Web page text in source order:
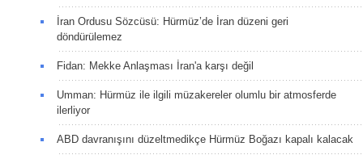
İran Ordusu Sözcüsü: Hürmüz’de İran düzeni geri
döndürülemez
Fidan: Mekke Anlaşması İran'a karşı değil
Umman: Hürmüz ile ilgili müzakereler olumlu bir atmosferde
ilerliyor
ABD davranışını düzeltmedikçe Hürmüz Boğazı kapalı kalacak